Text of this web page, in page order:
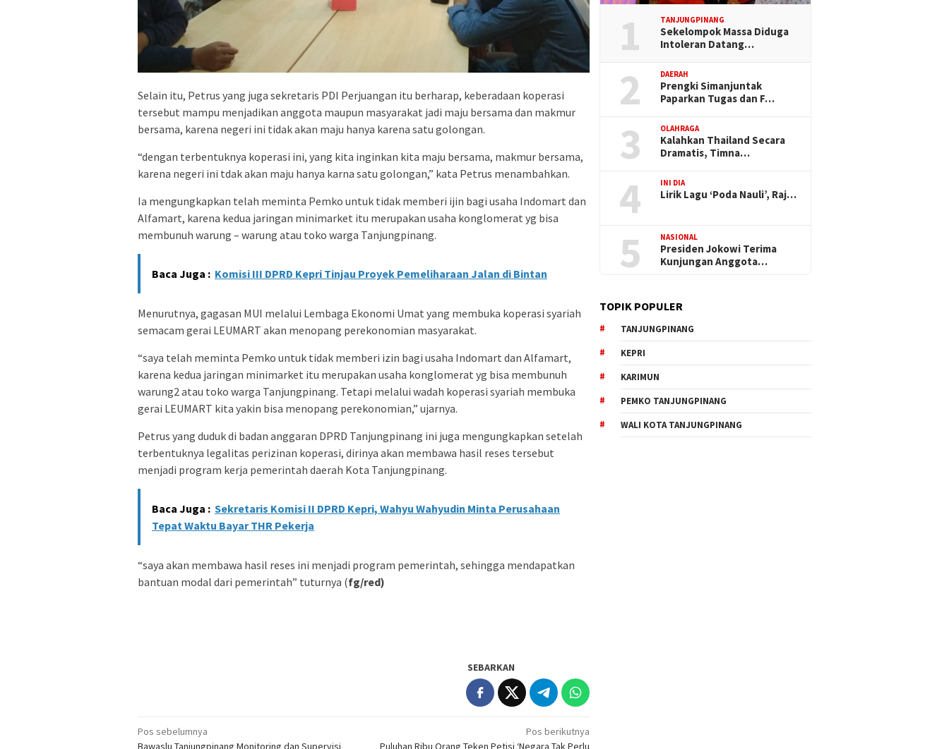
Selain itu, Petrus yang juga sekretaris PDI Perjuangan itu berharap, keberadaan koperasi
tersebut mampu menjadikan anggota maupun masyarakat jadi maju bersama dan makmur
bersama, karena negeri ini tidak akan maju hanya karena satu golongan.
“dengan terbentuknya koperasi ini, yang kita inginkan kita maju bersama, makmur bersama,
karena negeri ini tdak akan maju hanya karna satu golongan,” kata Petrus menambahkan.
Ia mengungkapkan telah meminta Pemko untuk tidak memberi ijin bagi usaha Indomart dan
Alfamart, karena kedua jaringan minimarket itu merupakan usaha konglomerat yg bisa
membunuh warung – warung atau toko warga Tanjungpinang.
Baca Juga : Komisi III DPRD Kepri Tinjau Proyek Pemeliharaan Jalan di Bintan
Menurutnya, gagasan MUI melalui Lembaga Ekonomi Umat yang membuka koperasi syariah
semacam gerai LEUMART akan menopang perekonomian masyarakat.
“saya telah meminta Pemko untuk tidak memberi izin bagi usaha Indomart dan Alfamart,
karena kedua jaringan minimarket itu merupakan usaha konglomerat yg bisa membunuh
warung2 atau toko warga Tanjungpinang. Tetapi melalui wadah koperasi syariah membuka
gerai LEUMART kita yakin bisa menopang perekonomian,” ujarnya.
Petrus yang duduk di badan anggaran DPRD Tanjungpinang ini juga mengungkapkan setelah
terbentuknya legalitas perizinan koperasi, dirinya akan membawa hasil reses tersebut
menjadi program kerja pemerintah daerah Kota Tanjungpinang.
Baca Juga : Sekretaris Komisi II DPRD Kepri, Wahyu Wahyudin Minta Perusahaan
Tepat Waktu Bayar THR Pekerja
“saya akan membawa hasil reses ini menjadi program pemerintah, sehingga mendapatkan
bantuan modal dari pemerintah” tuturnya (fg/red)
SEBARKAN
Navigasi
Pos sebelumnya
Bawaslu Tanjungpinang Monitoring dan Supervisi
Pos berikutnya
Puluhan Ribu Orang Teken Petisi ‘Negara Tak Perlu
1 TANJUNGPINANG
Sekelompok Massa Diduga
Intoleran Datang…
2 DAERAH
Prengki Simanjuntak
Paparkan Tugas dan F…
3 OLAHRAGA
Kalahkan Thailand Secara
Dramatis, Timna…
4 INI DIA
Lirik Lagu ‘Poda Nauli’, Raj…
5 NASIONAL
Presiden Jokowi Terima
Kunjungan Anggota…
TOPIK POPULER
TANJUNGPINANG
KEPRI
KARIMUN
PEMKO TANJUNGPINANG
WALI KOTA TANJUNGPINANG